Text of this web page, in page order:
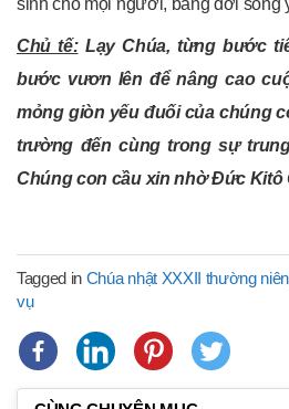
Chủ tế:Lạy Chúa, từng bước
bước vươn lên để nâng cao
mỏng giòn yếu đuối của chúng
trường đến cùng trong sự
Chúng con cầu xin nhờ Đức Kitô
Tagged in Chúa nhật XXXII thường niên
vụ